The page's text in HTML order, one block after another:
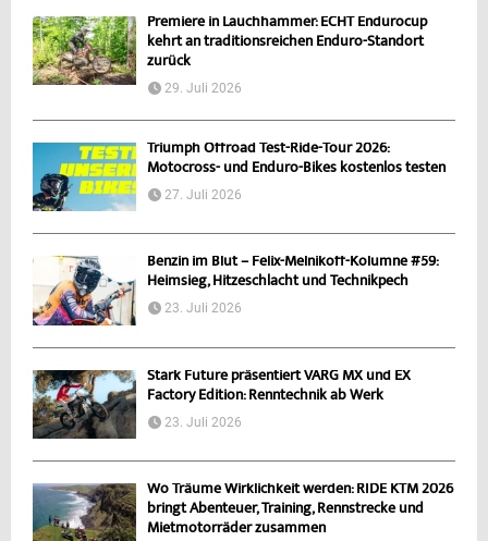
Premiere in Lauchhammer: ECHT Endurocup
kehrt an traditionsreichen Enduro-Standort
zurück
29. Juli 2026
Triumph Offroad Test-Ride-Tour 2026:
Motocross- und Enduro-Bikes kostenlos testen
27. Juli 2026
Benzin im Blut – Felix-Melnikoff-Kolumne #59:
Heimsieg, Hitzeschlacht und Technikpech
23. Juli 2026
Stark Future präsentiert VARG MX und EX
Factory Edition: Renntechnik ab Werk
23. Juli 2026
Wo Träume Wirklichkeit werden: RIDE KTM 2026
bringt Abenteuer, Training, Rennstrecke und
Mietmotorräder zusammen